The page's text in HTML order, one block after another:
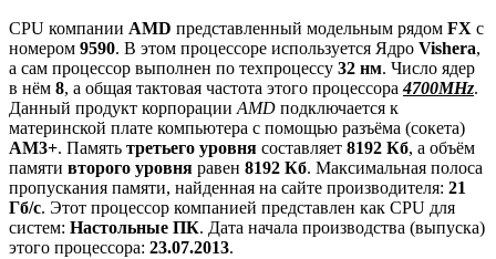
CPU компании AMD представленный модельным рядом FX с
номером 9590. В этом процессоре используется Ядро Vishera,
а сам процессор выполнен по техпроцессу 32 нм. Число ядер
в нём 8, а общая тактовая частота этого процессора4700MHz.
Данный продукт корпорацииAMD подключается к
материнской плате компьютера с помощью разъёма (сокета)
AM3+. Память третьего уровня составляет 8192 Кб, а объём
памяти второго уровня равен 8192 Кб. Максимальная полоса
пропускания памяти, найденная на сайте производителя: 21
Гб/с. Этот процессор компанией представлен как CPU для
систем: Настольные ПК. Дата начала производства (выпуска)
этого процессора: 23.07.2013.